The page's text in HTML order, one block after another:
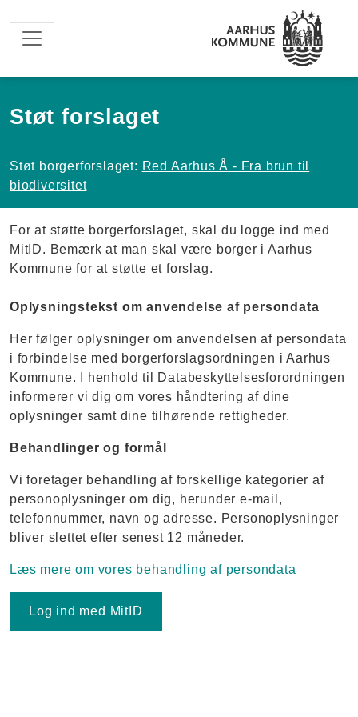
Støt forslaget
Støt borgerforslaget: Red Aarhus Å - Fra brun til
biodiversitet
For at støtte borgerforslaget, skal du logge ind med
MitID. Bemærk at man skal være borger i Aarhus
Kommune for at støtte et forslag.
Oplysningstekst om anvendelse af persondata
Her følger oplysninger om anvendelsen af persondata
i forbindelse med borgerforslagsordningen i Aarhus
Kommune. I henhold til Databeskyttelsesforordningen
informerer vi dig om vores håndtering af dine
oplysninger samt dine tilhørende rettigheder.
Behandlinger og formål
Vi foretager behandling af forskellige kategorier af
personoplysninger om dig, herunder e-mail,
telefonnummer, navn og adresse. Personoplysninger
bliver slettet efter senest 12 måneder.
Læs mere om vores behandling af persondata
Log ind med MitID